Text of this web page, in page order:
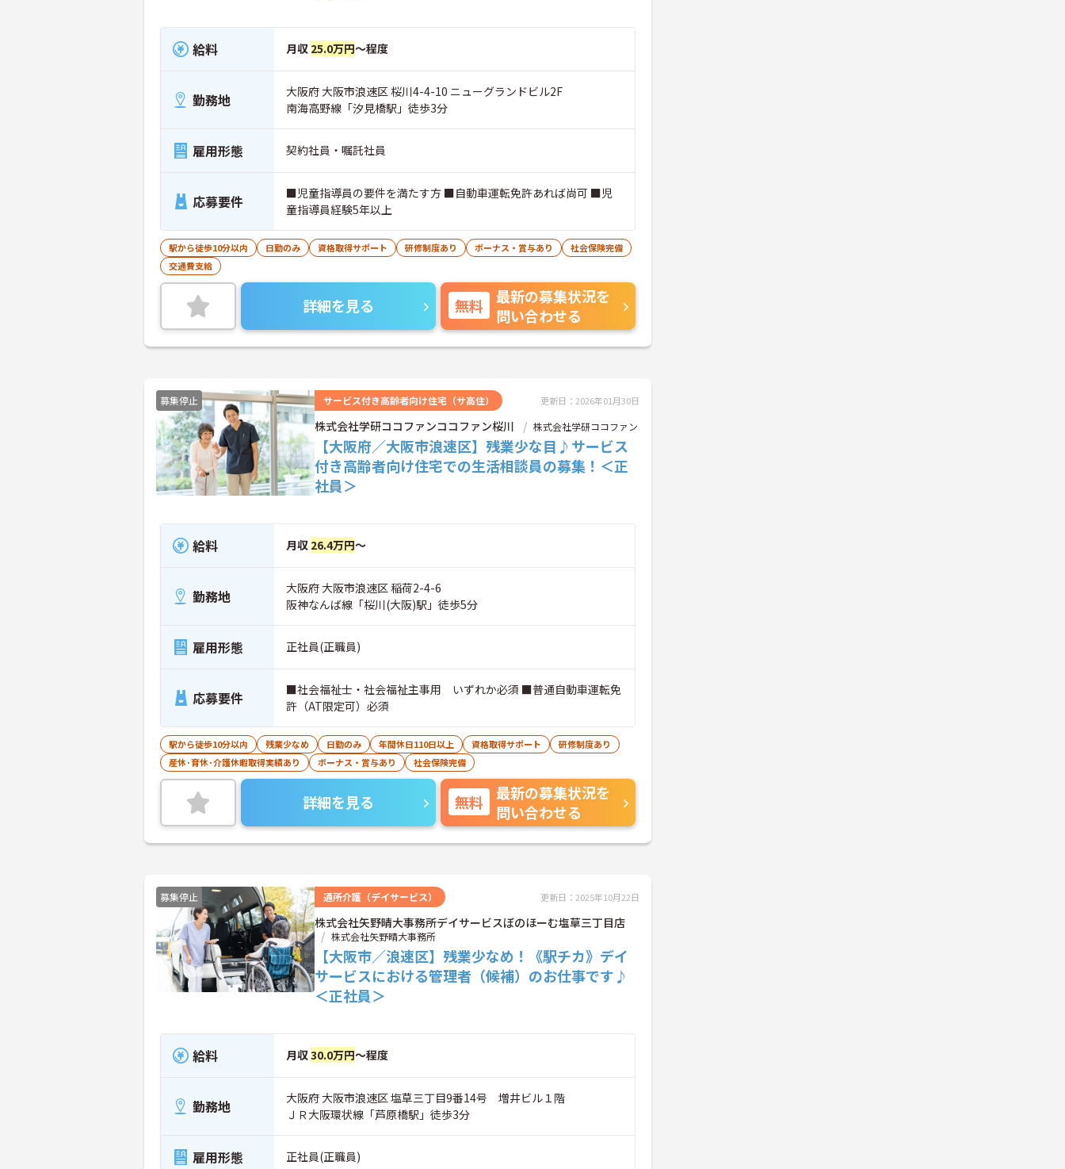
給料 月収 25.0万円～程度
勤務地
大阪府 大阪市浪速区 桜川4-4-10 ニューグランドビル2F
南海高野線「汐見橋駅」徒歩3分
雇用形態 契約社員・嘱託社員
応募要件
■児童指導員の要件を満たす方 ■自動車運転免許あれば尚可 ■児
童指導員経験5年以上
駅から徒歩10分以内 日勤のみ 資格取得サポート 研修制度あり ボーナス・賞与あり
社会保険完備
交通費支給
詳細を見る 無料
最新の募集状況を
問い合わせる
募集停止 サービス付き高齢者向け住宅（サ高住） 更新日：2026年01月30日
株式会社学研ココファンココファン桜川 株式会社学研ココファン
【大阪府／大阪市浪速区】残業少な目♪サービス
付き高齢者向け住宅での生活相談員の募集！＜正
社員＞
給料 月収 26.4万円～
勤務地
大阪府 大阪市浪速区 稲荷2-4-6
阪神なんば線「桜川(大阪)駅」徒歩5分
雇用形態 正社員(正職員)
応募要件
■社会福祉士・社会福祉主事用 いずれか必須 ■普通自動車運転免
許（AT限定可）必須
駅から徒歩10分以内 残業少なめ 日勤のみ 年間休日110日以上 資格取得サポート
研修制度あり
産休･育休･介護休暇取得実績あり
ボーナス・賞与あり 社会保険完備
詳細を見る 無料
最新の募集状況を
問い合わせる
募集停止 通所介護（デイサービス） 更新日：2025年10月22日
株式会社矢野晴大事務所デイサービスぼのほーむ塩草三丁目店
株式会社矢野晴大事務所
【大阪市／浪速区】残業少なめ！《駅チカ》デイ
サービスにおける管理者（候補）のお仕事です♪
＜正社員＞
給料 月収30.0万円～程度
勤務地
大阪府 大阪市浪速区 塩草三丁目9番14号 増井ビル１階
ＪＲ大阪環状線「芦原橋駅」徒歩3分
雇用形態 正社員(正職員)